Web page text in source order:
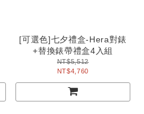
[可選色]七夕禮盒-Hera對錶
+替換錶帶禮盒4入組
NT$5,512
NT$4,760